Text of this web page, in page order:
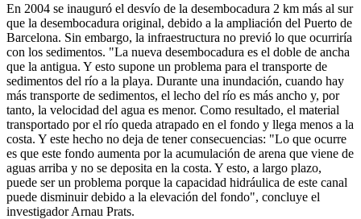
En 2004 se inauguró el desvío de la desembocadura 2 km más al sur
que la desembocadura original, debido a la ampliación del Puerto de
Barcelona. Sin embargo, la infraestructura no previó lo que ocurriría
con los sedimentos. "La nueva desembocadura es el doble de ancha
que la antigua. Y esto supone un problema para el transporte de
sedimentos del río a la playa. Durante una inundación, cuando hay
más transporte de sedimentos, el lecho del río es más ancho y, por
tanto, la velocidad del agua es menor. Como resultado, el material
transportado por el río queda atrapado en el fondo y llega menos a la
costa. Y este hecho no deja de tener consecuencias: "Lo que ocurre
es que este fondo aumenta por la acumulación de arena que viene de
aguas arriba y no se deposita en la costa. Y esto, a largo plazo,
puede ser un problema porque la capacidad hidráulica de este canal
puede disminuir debido a la elevación del fondo", concluye el
investigador Arnau Prats.